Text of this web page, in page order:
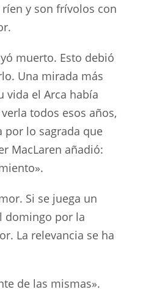
y son frívolos con
muerto. Esto debió
Una mirada más
vida el Arca había
todos esos años,
por lo sagrada que
MacLaren añadió:
Si se juega un
domingo por la
La relevancia se ha
de las mismas».